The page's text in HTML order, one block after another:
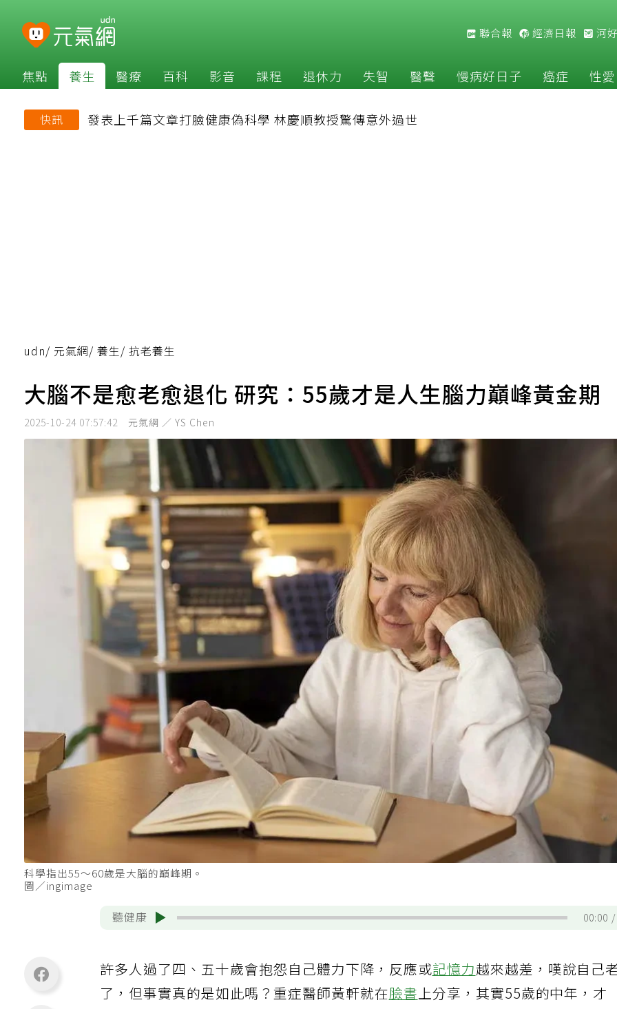
聯合報 經濟日報 河
焦點 養生 醫療 百科 影音 課程 退休力 失智 醫聲 慢病好日子 癌症 性愛
快訊 發表上千篇文章打臉健康偽科學 林慶順教授驚傳意外過世
udn/ 元氣網/ 養生/ 抗老養生
大腦不是愈老愈退化 研究：55歲才是人生腦力巔峰黃金期
2025-10-24 07:57:42 元氣網 ／ YS Chen
科學指出55～60歲是大腦的巔峰期。
圖／ingimage
聽健康 00:00
許多人過了四、五十歲會抱怨自己體力下降，反應或記憶力越來越差，嘆說自己
了，但事實真的是如此嗎？重症醫師黃軒就在臉書上分享，其實55歲的中年，才